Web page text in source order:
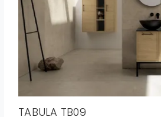
TABULA TB09